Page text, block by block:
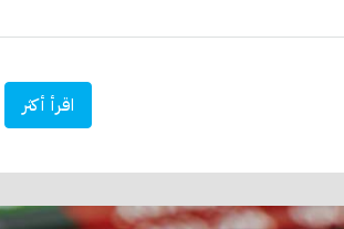
اقرأ أكثر